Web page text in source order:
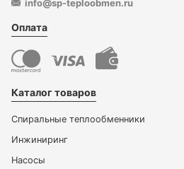
info@sp-teploobmen.ru
Оплата
Каталог товаров
Спиральные теплообменники
Инжиниринг
Насосы